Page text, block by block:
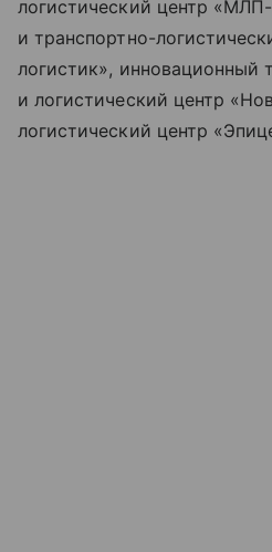
логистический центр
и транспортно-
логистик», инновационный
и логистический центр
логистический центр